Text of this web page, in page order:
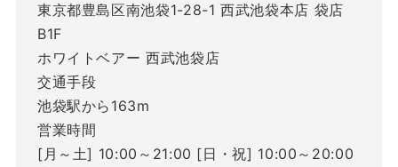
東京都豊島区南池袋1-28-1 西武池袋本店 袋店
B1F
ホワイトベアー 西武池袋店
交通手段
池袋駅から163m
営業時間
[月～土] 10:00～21:00 [日・祝] 10:00～20:00